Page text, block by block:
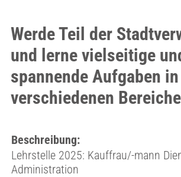
Werde Teil der
und lerne vielseitige
spannende Aufgaben in
verschiedenen
Beschreibung:
Lehrstelle 2025: Kauffrau/-mann
Administration